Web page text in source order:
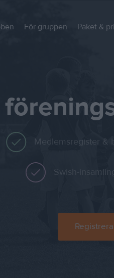
För gruppen Paket &
Medlemsregister &
Swish-